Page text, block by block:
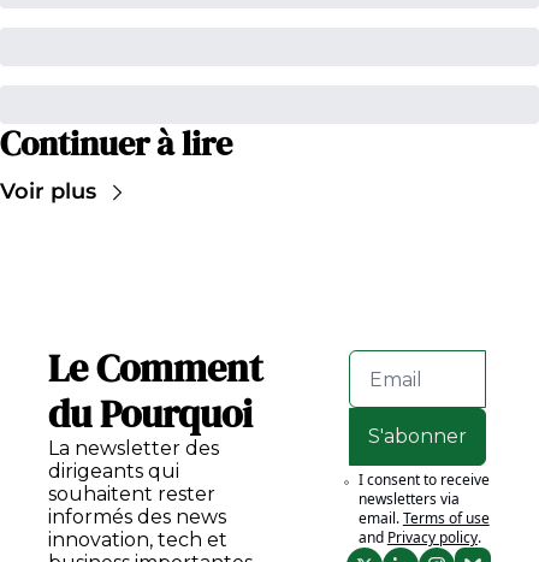
Continuer à lire
Voir plus
Le Comment
du Pourquoi
La newsletter des
dirigeants qui
souhaitent rester
informés des news
innovation, tech et
S'abonner
I consent to receive
newsletters via
email.Terms of use
and Privacy policy.